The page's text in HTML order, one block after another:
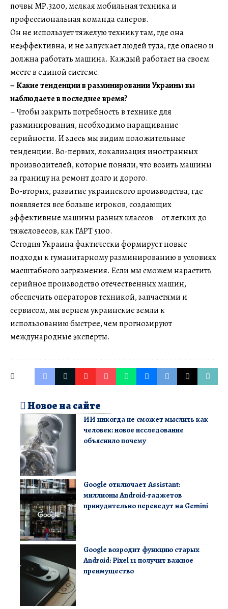
почвы МР.3200, мелкая мобильная техника и
профессиональная команда саперов.
Он не использует тяжелую технику там, где она
неэффективна, и не запускает людей туда, где опасно и
должна работать машина. Каждый работает на своем
месте в единой системе.
– Какие тенденции в разминировании Украины вы
наблюдаете в последнее время?
– Чтобы закрыть потребность в технике для
разминирования, необходимо наращивание
серийности. И здесь мы видим положительные
тенденции. Во-первых, локализация иностранных
производителей, которые поняли, что возить машины
за границу на ремонт долго и дорого.
Во-вторых, развитие украинского производства, где
появляется все больше игроков, создающих
эффективные машины разных классов – от легких до
тяжеловесов, как ГАРТ 5100.
Сегодня Украина фактически формирует новые
подходы к гуманитарному разминированию в условиях
масштабного загрязнения. Если мы сможем нарастить
серийное производство отечественных машин,
обеспечить операторов техникой, запчастями и
сервисом, мы вернем украинские земли к
использованию быстрее, чем прогнозируют
международные эксперты.
Новое на сайте
ИИ никогда не сможет мыслить как
человек: новое исследование
объяснило почему
Google отключает Assistant:
миллионы Android-гаджетов
принудительно переведут на Gemini
Google возродит функцию старых
Android: Pixel 11 получит важное
преимущество